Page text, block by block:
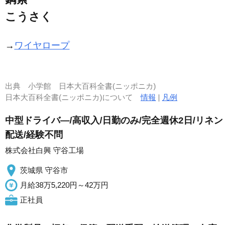
こうさく
→ ワイヤロープ
出典 小学館 日本大百科全書(ニッポニカ)
日本大百科全書(ニッポニカ)について情報 | 凡例
中型ドライバ―/高収入/日勤のみ/完全週休2日/リネン
配送/経験不問
株式会社白興 守谷工場
茨城県 守谷市
月給38万5,220円～42万円
正社員